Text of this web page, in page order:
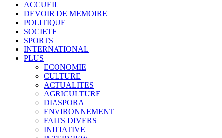
ACCUEIL
DEVOIR DE MEMOIRE
POLITIQUE
SOCIETE
SPORTS
INTERNATIONAL
PLUS
ECONOMIE
CULTURE
ACTUALITES
AGRICULTURE
DIASPORA
ENVIRONNEMENT
FAITS DIVERS
INITIATIVE